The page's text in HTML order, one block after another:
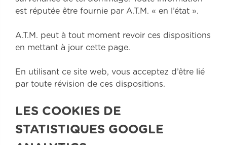
est réputée être fournie par A.T.M. « en l’état ».
A.T.M. peut à tout moment revoir ces dispositions
en mettant à jour cette page.
En utilisant ce site web, vous acceptez d’être lié
par toute révision de ces dispositions.
LES COOKIES DE
STATISTIQUES GOOGLE